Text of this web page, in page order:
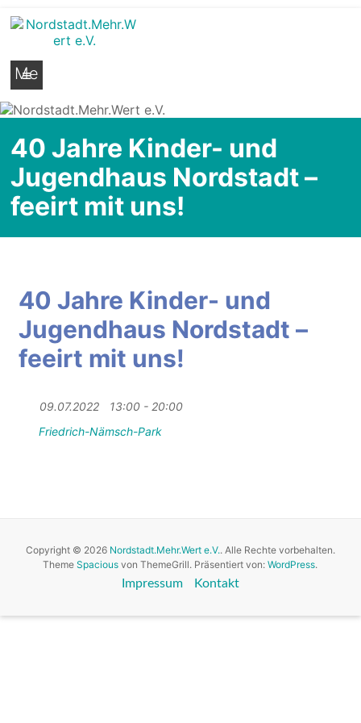
Nordstadt.Mehr.Wert e.V.
Stadtteilseite der Hildesheimer Nordstadt
Me
40 Jahre Kinder- und
Jugendhaus Nordstadt –
feeirt mit uns!
40 Jahre Kinder- und
Jugendhaus Nordstadt –
feeirt mit uns!
09.07.2022
13:00 - 20:00
Friedrich-Nämsch-Park
Copyright © 2026 Nordstadt.Mehr.Wert e.V.. Alle Rechte vorbehalten.
ThemeSpacious von ThemeGrill. Präsentiert von:WordPress.
Impressum Kontakt